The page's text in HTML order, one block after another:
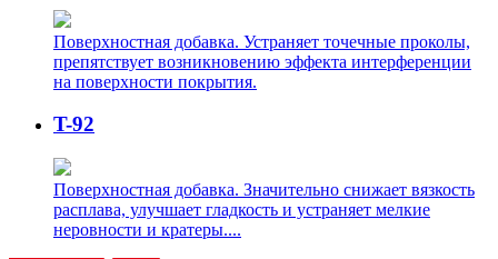
Поверхностная добавка. Устраняет точечные проколы,
препятствует возникновению эффекта интерференции
на поверхности покрытия.
T-92
Поверхностная добавка. Значительно снижает вязкость
расплава, улучшает гладкость и устраняет мелкие
неровности и кратеры....